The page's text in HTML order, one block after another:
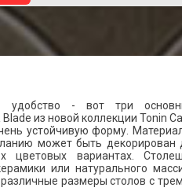
удобство - вот три
из новой коллекции Tonin
устойчивую форму.
может быть декорирован
цветовых вариантах.
или натурального
размеры столов с